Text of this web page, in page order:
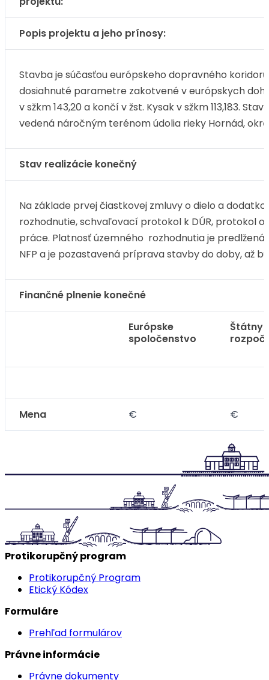
Popis projektu a jeho prínosy:
Stavba je súčasťou európskeho dopravného
dosiahnuté parametre zakotvené v európskych
v sžkm 143,20 a končí v žst. Kysak v sžkm 113,183.
vedená náročným terénom údolia rieky Hornád,
Stav realizácie konečný
Na základe prvej čiastkovej zmluvy o dielo a
rozhodnutie, schvaľovací protokol k DÚR, protokol
práce. Platnosť územného rozhodnutia je predlžená
NFP a je pozastavená príprava stavby do doby, až
Finančné plnenie konečné
Európske
spoločenstvo
Štátny
Mena € €
Protikorupčný program
Protikorupčný Program
Etický Kódex
Formuláre
Prehľad formulárov
Právne informácie
Právne dokumenty